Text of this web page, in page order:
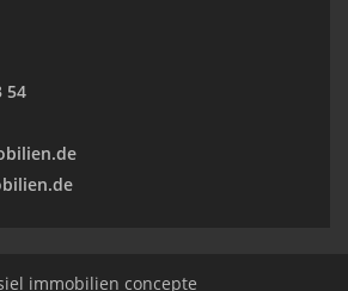
54
immobilien concepte